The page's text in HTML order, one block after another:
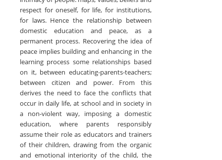
respect for oneself, for life, for institutions,
for laws. Hence the relationship between
domestic education and peace, as a
permanent process. Recovering the idea of
peace implies building and enhancing in the
learning process some relationships based
on it, between educating-parents-teachers;
between citizen and power. From this
derives the need to face the conflicts that
occur in daily life, at school and in society in
a non-violent way, imposing a domestic
education, where parents responsibly
assume their role as educators and trainers
of their children, drawing from the organic
and emotional interiority of the child, the